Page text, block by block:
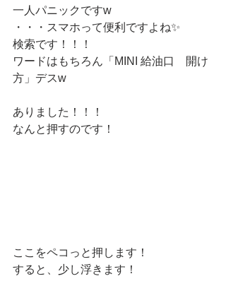
一人パニックですw
・・・スマホって便利ですよね✨
検索です！！！
ワードはもちろん「MINI 給油口　開け
方」デスw
ありました！！！
なんと押すのです！
ここをペコっと押します！
すると、少し浮きます！